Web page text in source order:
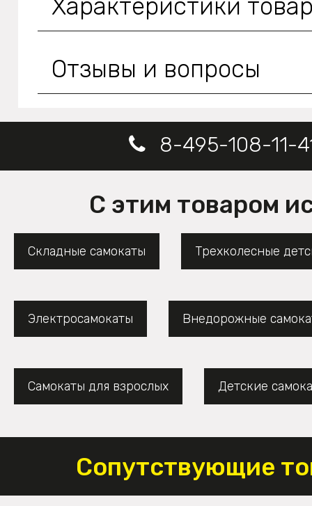
Характеристики
Отзывы и вопросы
8-495-108-11-
С этим товаром
Складные самокаты Трехколесные
Электросамокаты Внедорожные
Самокаты для взрослых Детские
Сопутствующие